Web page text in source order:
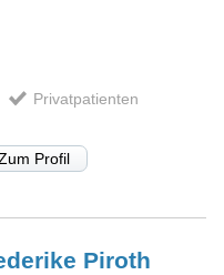
Privatpatienten
Profil
Piroth